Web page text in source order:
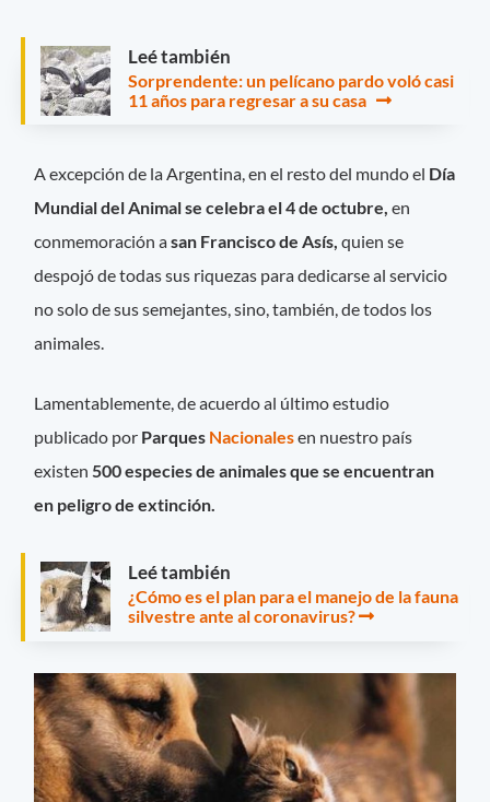
Leé también
Sorprendente: un pelícano pardo voló casi
11 años para regresar a su casa
A excepción de la Argentina, en el resto del mundo el Día
Mundial del Animal se celebra el 4 de octubre, en
conmemoración asan Francisco de Asís, quien se
despojó de todas sus riquezas para dedicarse al servicio
no solo de sus semejantes, sino, también, de todos los
animales.
Lamentablemente, de acuerdo al último estudio
publicado por Parques Nacionalesen nuestro país
existen500 especies de animales que se encuentran
en peligro de extinción.
Leé también
¿Cómo es el plan para el manejo de la fauna
silvestre ante al coronavirus?